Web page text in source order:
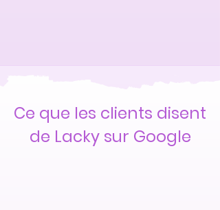
Ce que les clients disent
de Lacky sur Google